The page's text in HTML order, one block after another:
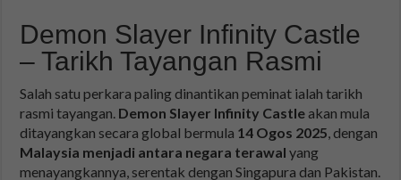
Demon Slayer Infinity Castle
– Tarikh Tayangan Rasmi
Salah satu perkara paling dinantikan peminat ialah tarikh
rasmi tayangan. Demon Slayer Infinity Castleakan mula
ditayangkan secara global bermula 14 Ogos 2025, dengan
Malaysia menjadi antara negara terawal yang
menayangkannya, serentak dengan Singapura dan Pakistan.